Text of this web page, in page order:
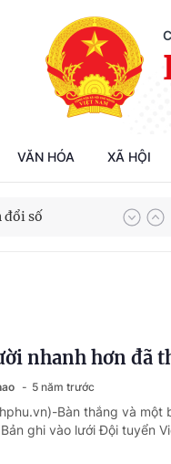
VĂN HÓA XÃ HỘI
Chiến dịch 500 ngày đêm tìm kiếm, quy tập và xác định danh tính hài cốt liệt sĩ
đổi số
lâu dài
Chiến dịch 500 ngày đêm tìm kiếm, quy tập và xác định danh tính hài cốt liệt sĩ
nhanh hơn đã
5 năm trước
Bàn thắng và
ghi vào lưới Đội tuyển